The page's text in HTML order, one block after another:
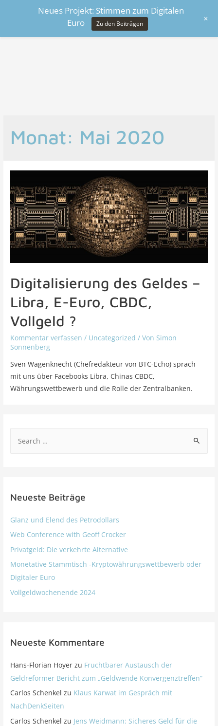
Monat: Mai 2020
Digitalisierung des Geldes –
Libra, E-Euro, CBDC,
Vollgeld ?
Kommentar verfassen / Uncategorized / Von Simon
Sonnenberg
Sven Wagenknecht (Chefredakteur von BTC-Echo) sprach
mit uns über Facebooks Libra, Chinas CBDC,
Währungswettbewerb und die Rolle der Zentralbanken.
Neueste Beiträge
Glanz und Elend des Petrodollars
Web Conference with Geoff Crocker
Privatgeld: Die verkehrte Alternative
Monetative Stammtisch -Kryptowährungswettbewerb oder
Digitaler Euro
Vollgeldwochenende 2024
Neueste Kommentare
Hans-Florian Hoyer zu Fruchtbarer Austausch der
Geldreformer Bericht zum „Geldwende Konvergenztreffen“
Carlos Schenkel zu Klaus Karwat im Gespräch mit
NachDenkSeiten
Carlos Schenkel zu Jens Weidmann: Sicheres Geld für die
Neues Projekt: Stimmen zum Digitalen
Euro
Zu den Beiträgen +